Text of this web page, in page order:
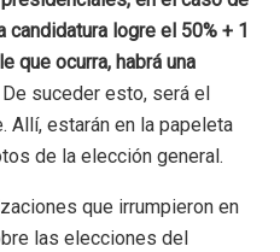
logre el 50% + 1
que ocurra, habrá una
De suceder esto, será el
Allí, estarán en la papeleta
de la elección general.
que irrumpieron en
las elecciones del